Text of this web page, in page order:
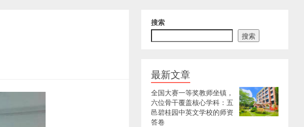
搜索
搜索
最新文章
全国大赛一等奖教师坐镇，
六位骨干覆盖核心学科：五
邑碧桂园中英文学校的师资
答卷